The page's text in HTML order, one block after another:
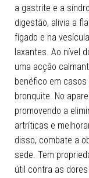
a gastrite e a
digestão, alivia a
fígado e na
laxantes. Ao nível
uma acção
benéfico em
bronquite. No
promovendo a
artríticas e
disso, combate a
sede. Tem
útil contra as